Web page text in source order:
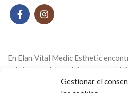
Gestionar el
En Elan Vital Medic Esthetic
más innovadores del campo
totalmente personalizados y